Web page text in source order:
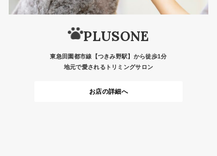
PLUSONE
東急田園都市線【つきみ野駅】から徒歩1分
地元で愛されるトリミングサロン
お店の詳細へ